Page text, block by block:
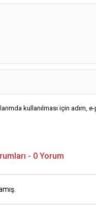
kullanılması için adım,
- 0 Yorum